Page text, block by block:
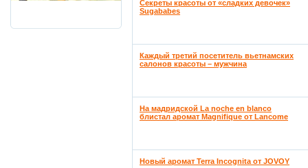
Секреты красоты от «сладких девочек»
Sugababes
Каждый третий посетитель вьетнамских
салонов красоты – мужчина
На мадридской La noche en blanco
блистал аромат Magnifique от Lancome
Новый аромат Terra Incognita от JOVOY